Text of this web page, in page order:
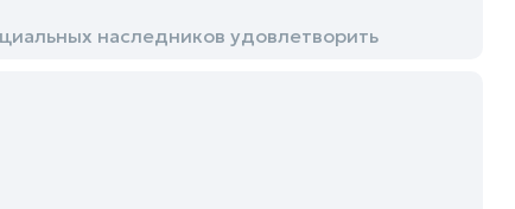
наследников удовлетворить